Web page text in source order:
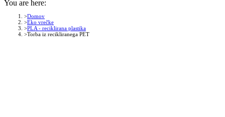
You are here:
Domov
Eko vrečke
PLA - reciklirana plastika
Torba iz recikliranega PET